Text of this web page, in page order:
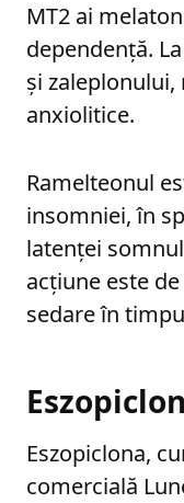
MT2 ai
dependență.
și
anxiolitice.
Ramelteonul
insomniei, în
latenței
acțiune este
sedare în
Eszopiclona,
comercială